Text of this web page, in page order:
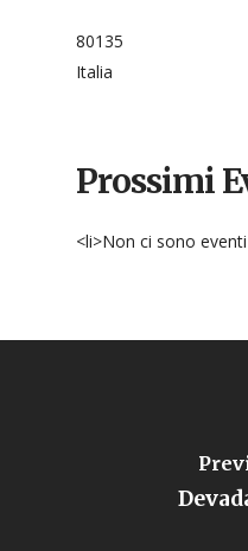
80135
Italia
Prossimi
<li>Non ci sono